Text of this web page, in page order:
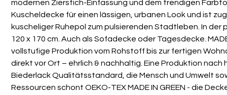
modernen Zierstich-Einfassung und dem trendigen
Kuscheldecke für einen lässigen, urbanen Look und ist
kuscheliger Ruhepol zum pulsierenden Stadtleben. In der
120 x 170 cm. Auch als Sofadecke oder Tagesdecke.
vollstufige Produktion vom Rohstoff bis zur fertigen
direkt vor Ort – ehrlich & nachhaltig. Eine Produktion nach
Biederlack Qualitätsstandard, die Mensch und Umwelt
Ressourcen schont OEKO-TEX MADE IN GREEN - die